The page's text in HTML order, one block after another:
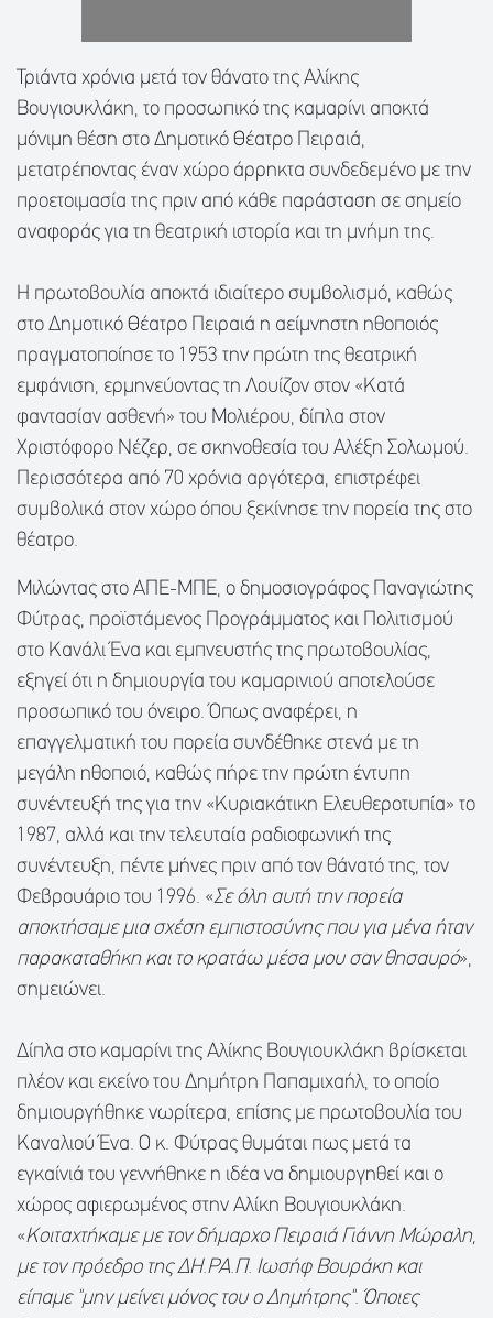
Τριάντα χρόνια μετά τον θάνατο της Αλίκης
Βουγιουκλάκη, το προσωπικό της καμαρίνι αποκτά
μόνιμη θέση στο Δημοτικό Θέατρο Πειραιά,
μετατρέποντας έναν χώρο άρρηκτα συνδεδεμένο με την
προετοιμασία της πριν από κάθε παράσταση σε σημείο
αναφοράς για τη θεατρική ιστορία και τη μνήμη της.
Η πρωτοβουλία αποκτά ιδιαίτερο συμβολισμό, καθώς
στο Δημοτικό Θέατρο Πειραιά η αείμνηστη ηθοποιός
πραγματοποίησε το 1953 την πρώτη της θεατρική
εμφάνιση, ερμηνεύοντας τη Λουίζον στον «Κατά
φαντασίαν ασθενή» του Μολιέρου, δίπλα στον
Χριστόφορο Νέζερ, σε σκηνοθεσία του Αλέξη Σολωμού.
Περισσότερα από 70 χρόνια αργότερα, επιστρέφει
συμβολικά στον χώρο όπου ξεκίνησε την πορεία της στο
θέατρο.
Μιλώντας στο ΑΠΕ-ΜΠΕ, ο δημοσιογράφος Παναγιώτης
Φύτρας, προϊστάμενος Προγράμματος και Πολιτισμού
στο Κανάλι Ένα και εμπνευστής της πρωτοβουλίας,
εξηγεί ότι η δημιουργία του καμαρινιού αποτελούσε
προσωπικό του όνειρο. Όπως αναφέρει, η
επαγγελματική του πορεία συνδέθηκε στενά με τη
μεγάλη ηθοποιό, καθώς πήρε την πρώτη έντυπη
συνέντευξή της για την «Κυριακάτικη Ελευθεροτυπία» το
1987, αλλά και την τελευταία ραδιοφωνική της
συνέντευξη, πέντε μήνες πριν από τον θάνατό της, τον
Φεβρουάριο του 1996. «Σε όλη αυτή την πορεία
αποκτήσαμε μια σχέση εμπιστοσύνης που για μένα ήταν
παρακαταθήκη και το κρατάω μέσα μου σαν θησαυρό»,
σημειώνει.
Δίπλα στο καμαρίνι της Αλίκης Βουγιουκλάκη βρίσκεται
πλέον και εκείνο του Δημήτρη Παπαμιχαήλ, το οποίο
δημιουργήθηκε νωρίτερα, επίσης με πρωτοβουλία του
Καναλιού Ένα. Ο κ. Φύτρας θυμάται πως μετά τα
εγκαίνιά του γεννήθηκε η ιδέα να δημιουργηθεί και ο
χώρος αφιερωμένος στην Αλίκη Βουγιουκλάκη.
«Κοιταχτήκαμε με τον δήμαρχο Πειραιά Γιάννη Μώραλη,
με τον πρόεδρο της ΔΗ.ΡΑ.Π. Ιωσήφ Βουράκη και
είπαμε "μην μείνει μόνος του ο Δημήτρης". Όποιες